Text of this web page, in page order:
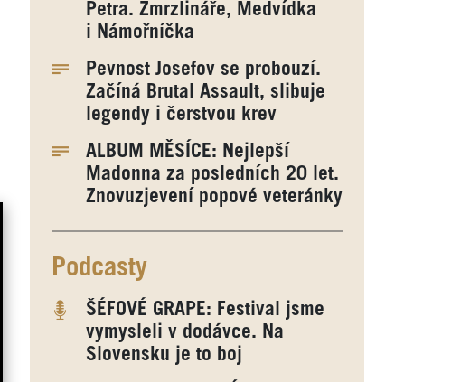
Petra. Zmrzlináře, Medvídka
i Námořníčka
Pevnost Josefov se probouzí.
Začíná Brutal Assault, slibuje
legendy i čerstvou krev
ALBUM MĚSÍCE: Nejlepší
Madonna za posledních 20 let.
Znovuzjevení popové veteránky
Podcasty
ŠÉFOVÉ GRAPE: Festival jsme
vymysleli v dodávce. Na
Slovensku je to boj